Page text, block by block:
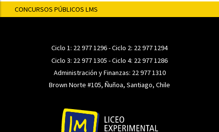
CONCURSOS PÚBLICOS LMS
Ciclo 1: 22 977 1296- Ciclo 2: 22 977 1294
Ciclo 3: 22 977 1305 - Ciclo 4: 22 977 1286
Administración y Finanzas: 22 977 1310
Brown Norte #105, Ñuñoa, Santiago, Chile